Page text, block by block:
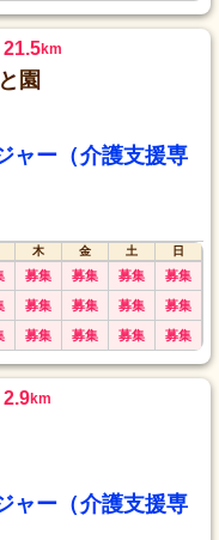
21.5km
園
ャー（介護支援専
木 金 土
日
募集 募集 募集 募集
募集 募集 募集 募集
募集 募集 募集 募集
2.9km
ャー（介護支援専